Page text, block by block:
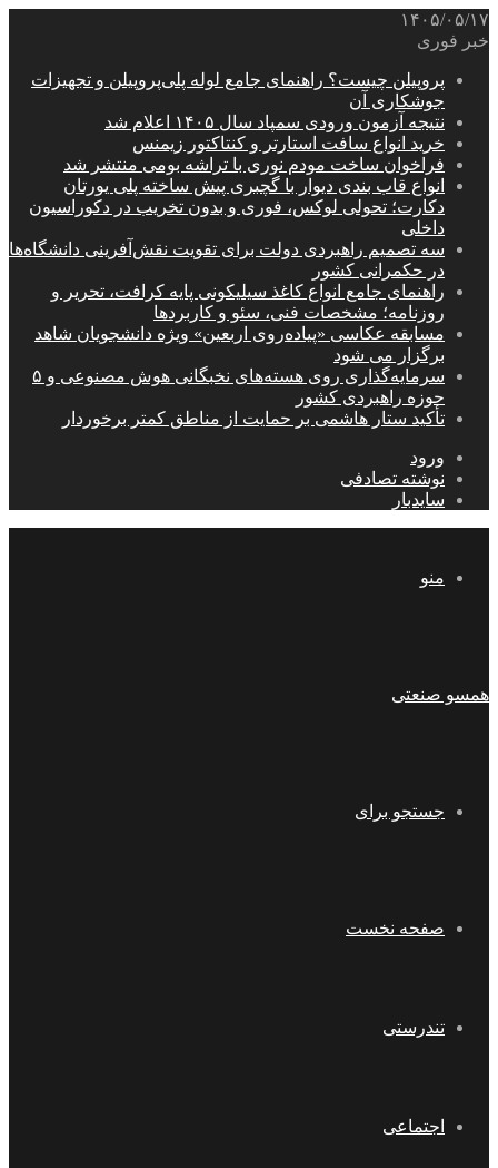
۱۴۰۵/۰۵/۱۷
خبر فوری
پروپیلن چیست؟ راهنمای جامع لوله پلی‌پروپیلن و تجهیزات
جوشکاری آن
نتیجه آزمون ورودی سمپاد سال ۱۴۰۵ اعلام شد
خرید انواع سافت استارتر و کنتاکتور زیمنس
فراخوان ساخت مودم نوری با تراشه بومی منتشر شد
انواع قاب بندی دیوار با گچبری پیش ساخته پلی یورتان
دکارت؛ تحولی لوکس، فوری و بدون تخریب در دکوراسیون
داخلی
سه تصمیم راهبردی دولت برای تقویت نقش‌آفرینی دانشگاه‌ها
در حکمرانی کشور
راهنمای جامع انواع کاغذ سیلیکونی پایه کرافت، تحریر و
روزنامه؛ مشخصات فنی، سئو و کاربردها
مسابقه عکاسی «پیاده‌روی اربعین» ویژه دانشجویان شاهد
برگزار می شود
سرمایه‌گذاری روی هسته‌های نخبگانی هوش مصنوعی و ۵
حوزه راهبردی کشور
تأکید ستار هاشمی بر حمایت از مناطق کمتر برخوردار
ورود
نوشته تصادفی
سایدبار
منو
همسو صنعتی
جستجو برای
صفحه نخست
تندرستی
اجتماعی